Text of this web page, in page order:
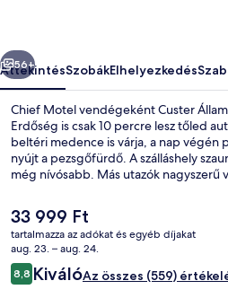
Következő
56+
ÁttekintésSzobákElhelyezkedés
Chief Motel vendégeként Custer
Erdőség is csak 10 percre lesz tőled
beltéri medence is várja, a nap végén
nyújt a pezsgőfürdő. A szálláshely
még nívósabb. Más utazók nagyszerű
elhelyezkedés.
A
jelenlegi
ár
33 999 Ft
33 999 Ft
tartalmazza az adókat és egyéb díjakat
aug. 23. – aug. 24.
Értékelések
8,88,8 ennyiből: 10
KiválóAz összes (559)